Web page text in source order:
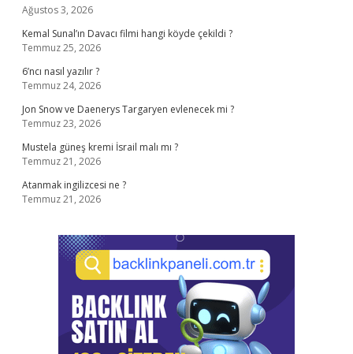
Ağustos 3, 2026
Kemal Sunal’ın Davacı filmi hangi köyde çekildi ?
Temmuz 25, 2026
6’ncı nasıl yazılır ?
Temmuz 24, 2026
Jon Snow ve Daenerys Targaryen evlenecek mi ?
Temmuz 23, 2026
Mustela güneş kremi İsrail malı mı ?
Temmuz 21, 2026
Atanmak ingilizcesi ne ?
Temmuz 21, 2026